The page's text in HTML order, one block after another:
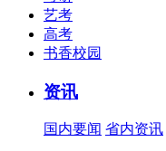
艺考
高考
书香校园
资讯
国内要闻 省内资讯